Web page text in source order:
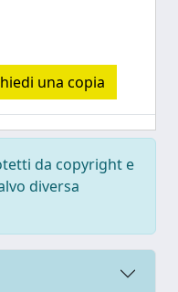
una copia
da copyright e
diversa